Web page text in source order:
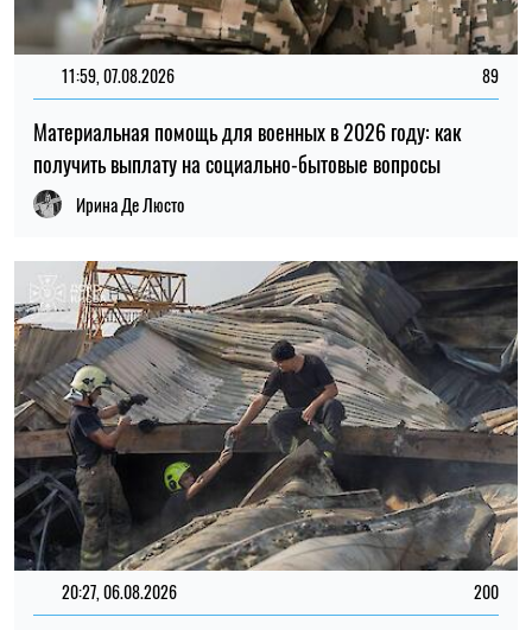
11:59, 07.08.2026 89
Материальная помощь для военных в 2026 году: как
получить выплату на социально-бытовые вопросы
Ирина Де Люсто
20:27, 06.08.2026 200